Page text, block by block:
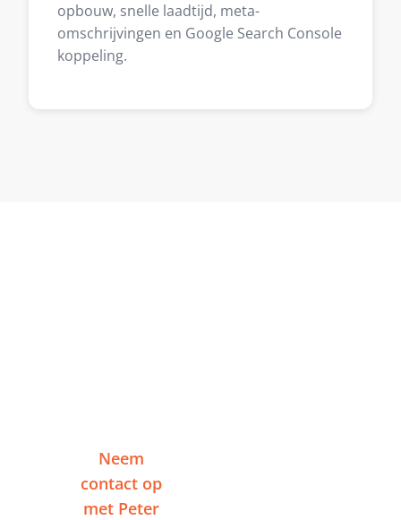
opbouw, snelle laadtijd, meta-
omschrijvingen en Google Search Console
koppeling.
Neem
contact op
met Peter